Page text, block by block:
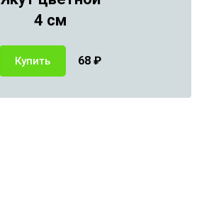
4 см
Купить 68 ₽